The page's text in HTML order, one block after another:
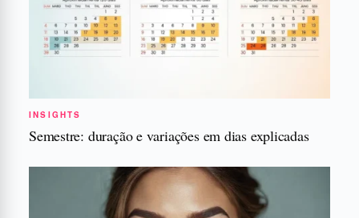
INSIGHTS
Semestre: duração e variações em dias explicadas